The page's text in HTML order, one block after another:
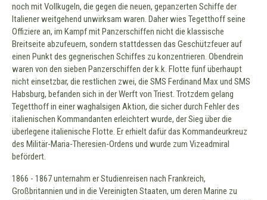
noch mit Vollkugeln, die gegen die neuen, gepanzerten Schiffe der
Italiener weitgehend unwirksam waren. Daher wies Tegetthoff seine
Offiziere an, im Kampf mit Panzerschiffen nicht die klassische
Breitseite abzufeuern, sondern stattdessen das Geschützfeuer auf
einen Punkt des gegnerischen Schiffes zu konzentrieren. Obendrein
waren von den sieben Panzerschiffen der k.k. Flotte fünf überhaupt
nicht einsetzbar, die restlichen zwei, die SMS Ferdinand Max und SMS
Habsburg, befanden sich in der Werft von Triest. Trotzdem gelang
Tegetthoff in einer waghalsigen Aktion, die sicher durch Fehler des
italienischen Kommandanten erleichtert wurde, der Sieg über die
überlegene italienische Flotte. Er erhielt dafür das Kommandeurkreuz
des Militär-Maria-Theresien-Ordens und wurde zum Vizeadmiral
befördert.
1866 - 1867 unternahm er Studienreisen nach Frankreich,
Großbritannien und in die Vereinigten Staaten, um deren Marine zu